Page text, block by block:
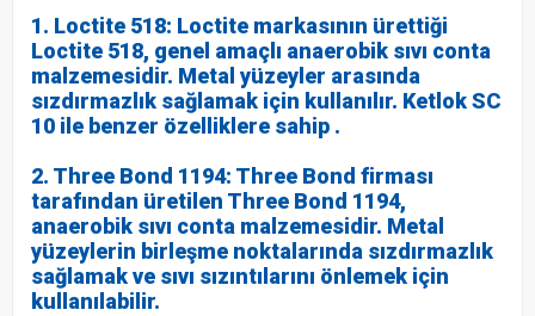
1. Loctite 518: Loctite markasının ürettiği
Loctite 518, genel amaçlı anaerobik sıvı conta
malzemesidir. Metal yüzeyler arasında
sızdırmazlık sağlamak için kullanılır. Ketlok SC
10 ile benzer özelliklere sahip .
2. Three Bond 1194: Three Bond firması
tarafından üretilen Three Bond 1194,
anaerobik sıvı conta malzemesidir. Metal
yüzeylerin birleşme noktalarında sızdırmazlık
sağlamak ve sıvı sızıntılarını önlemek için
kullanılabilir.